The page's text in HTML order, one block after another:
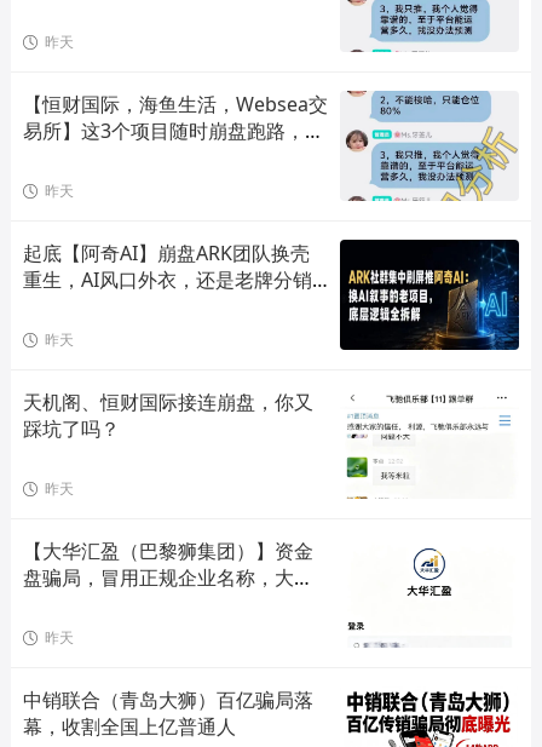
昨天
【恒财国际，海鱼生活，Websea交
易所】这3个项目随时崩盘跑路，赶
昨天
起底【阿奇AI】崩盘ARK团队换壳
重生，AI风口外衣，还是老牌分销
昨天
天机阁、恒财国际接连崩盘，你又
踩坑了吗？
昨天
【大华汇盈（巴黎狮集团）】资金
盘骗局，冒用正规企业名称，大量
昨天
中销联合（青岛大狮）百亿骗局落
幕，收割全国上亿普通人